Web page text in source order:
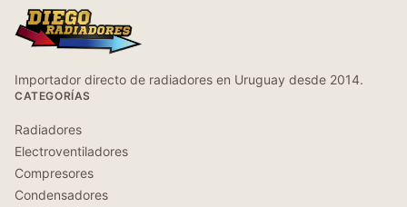
Importador directo de radiadores en Uruguay desde 2014.
CATEGORÍAS
Radiadores
Electroventiladores
Compresores
Condensadores